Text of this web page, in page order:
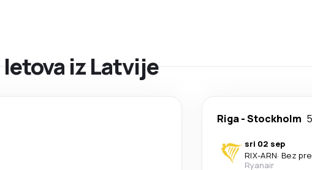
iz Latvije
Riga-Stockholm
sri 02 sep
RIX-ARN· Bez
Ryanair